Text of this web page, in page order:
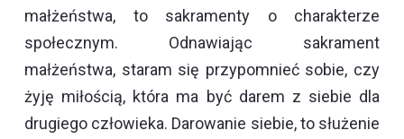
małżeństwa, to sakramenty o charakterze
społecznym. Odnawiając sakrament
małżeństwa, staram się przypomnieć sobie, czy
żyję miłością, która ma być darem z siebie dla
drugiego człowieka. Darowanie siebie, to służenie